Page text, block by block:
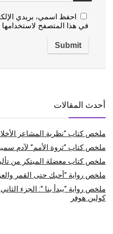
احفظ اسمي، بريدي
في هذا المتصفح لاستخدامها
أحدث المقالات
ملخص كتاب “نظرية المشاعر
ملخص كتاب “ثروة الأمم” لآدم
ملخص كتاب معضلة المبتكر من
ملخص رواية “أحبك حتى القمر
ملخص رواية “يبدأ بنا “: الجزء
كولين هوفر